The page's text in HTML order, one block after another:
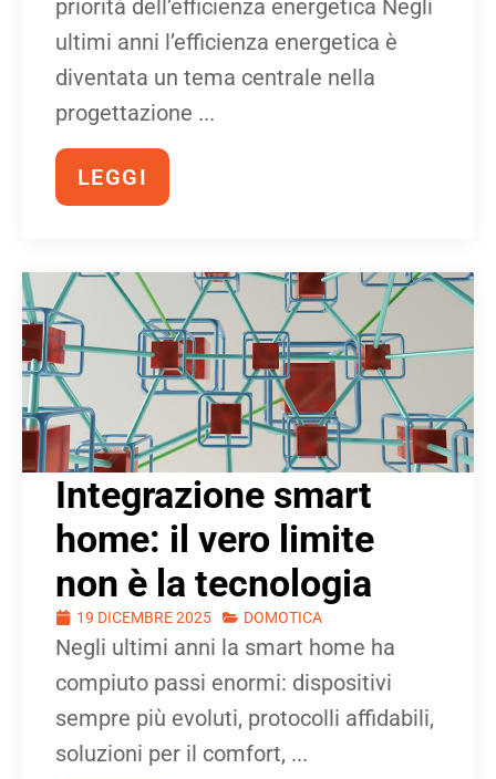
priorità dell’efficienza energetica Negli
ultimi anni l’efficienza energetica è
diventata un tema centrale nella
progettazione ...
LEGGI
Integrazione smart
home: il vero limite
non è la tecnologia
19 DICEMBRE 2025 DOMOTICA
Negli ultimi anni la smart home ha
compiuto passi enormi: dispositivi
sempre più evoluti, protocolli affidabili,
soluzioni per il comfort, ...